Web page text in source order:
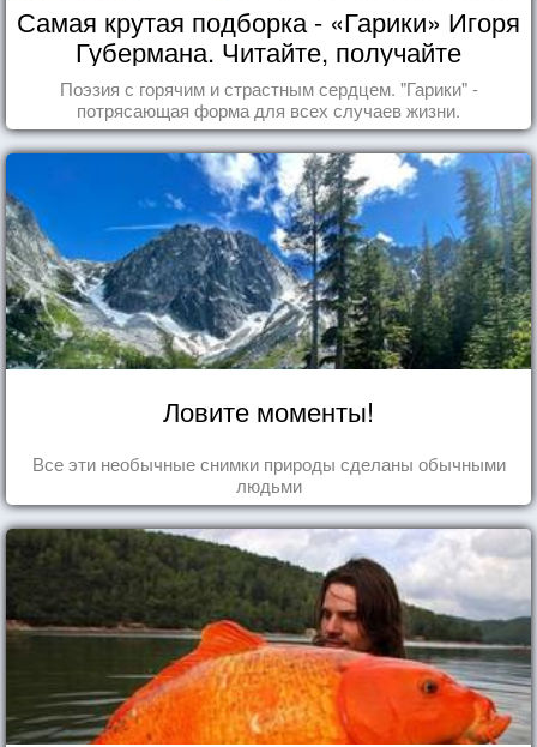
Самая крутая подборка - «Гарики» Игоря
Губермана. Читайте, получайте
удовольствие!
Поэзия с горячим и страстным сердцем. "Гарики" -
потрясающая форма для всех случаев жизни.
Ловите моменты!
Все эти необычные снимки природы сделаны обычными
людьми